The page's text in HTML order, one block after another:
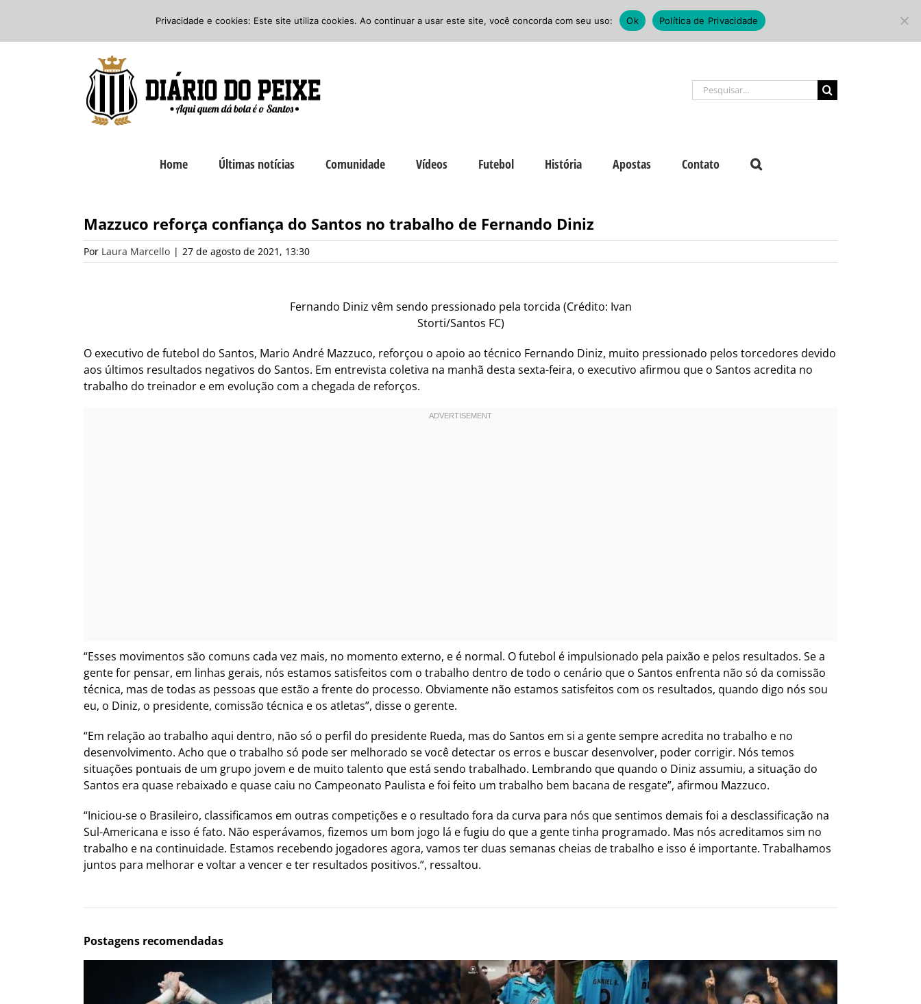
o
Facebook
Instagram
Buscar
resultados
Home Últimas notícias Comunidade Vídeos Futebol História Apostas Contato
Mazzuco reforça confiança do Santos no trabalho de Fernando Diniz
Por Laura Marcello | 27 de agosto de 2021, 13:30
Fernando Diniz vêm sendo pressionado pela torcida (Crédito: Ivan
Storti/Santos FC)
O executivo de futebol do Santos, Mario André Mazzuco, reforçou o apoio ao técnico Fernando Diniz, muito pressionado pelos torcedores devido
aos últimos resultados negativos do Santos. Em entrevista coletiva na manhã desta sexta-feira, o executivo afirmou que o Santos acredita no
trabalho do treinador e em evolução com a chegada de reforços.
“Esses movimentos são comuns cada vez mais, no momento externo, e é normal. O futebol é impulsionado pela paixão e pelos resultados. Se a
gente for pensar, em linhas gerais, nós estamos satisfeitos com o trabalho dentro de todo o cenário que o Santos enfrenta não só da comissão
técnica, mas de todas as pessoas que estão a frente do processo. Obviamente não estamos satisfeitos com os resultados, quando digo nós sou
eu, o Diniz, o presidente, comissão técnica e os atletas”, disse o gerente.
“Em relação ao trabalho aqui dentro, não só o perfil do presidente Rueda, mas do Santos em si a gente sempre acredita no trabalho e no
desenvolvimento. Acho que o trabalho só pode ser melhorado se você detectar os erros e buscar desenvolver, poder corrigir. Nós temos
situações pontuais de um grupo jovem e de muito talento que está sendo trabalhado. Lembrando que quando o Diniz assumiu, a situação do
Santos era quase rebaixado e quase caiu no Campeonato Paulista e foi feito um trabalho bem bacana de resgate”, afirmou Mazzuco.
“Iniciou-se o Brasileiro, classificamos em outras competições e o resultado fora da curva para nós que sentimos demais foi a desclassificação na
Sul-Americana e isso é fato. Não esperávamos, fizemos um bom jogo lá e fugiu do que a gente tinha programado. Mas nós acreditamos sim no
trabalho e na continuidade. Estamos recebendo jogadores agora, vamos ter duas semanas cheias de trabalho e isso é importante. Trabalhamos
juntos para melhorar e voltar a vencer e ter resultados positivos.”, ressaltou.
Postagens recomendadas
Privacidade e cookies: Este site utiliza cookies. Ao continuar a usar este site, você concorda com seu uso: Ok Política de Privacidade